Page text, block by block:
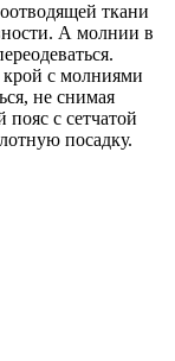
ткани
А молнии в
крой с молниями
не снимая
с сетчатой
посадку.